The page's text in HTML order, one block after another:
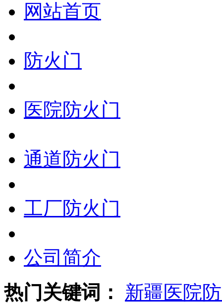
网站首页
防火门
医院防火门
通道防火门
工厂防火门
公司简介
热门关键词：
新疆医院